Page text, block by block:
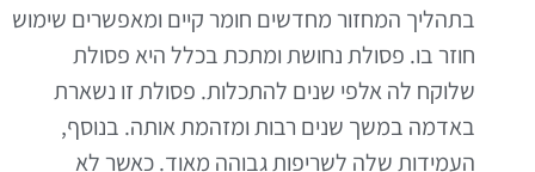
בתהליך המחזור מחדשים חומר קיים ומאפשרים שימוש
חוזר בו. פסולת נחושת ומתכת בכלל היא פסולת
שלוקח לה אלפי שנים להתכלות. פסולת זו נשארת
באדמה במשך שנים רבות ומזהמת אותה. בנוסף,
העמידות שלה לשריפות גבוהה מאוד. כאשר לא